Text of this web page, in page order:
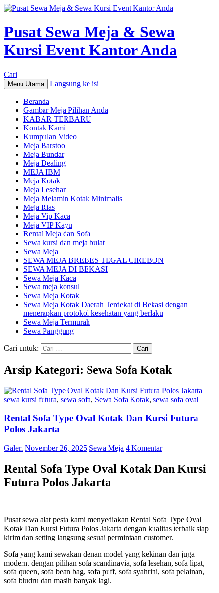
Pusat Sewa Meja & Sewa
Kursi Event Kantor Anda
Cari
Menu Utama Langsung ke isi
Beranda
Gambar Meja Pilihan Anda
KABAR TERBARU
Kontak Kami
Kumpulan Video
Meja Barstool
Meja Bundar
Meja Dealing
MEJA IBM
Meja Kotak
Meja Lesehan
Meja Melamin Kotak Minimalis
Meja Rias
Meja Vip Kaca
Meja VIP Kayu
Rental Meja dan Sofa
Sewa kursi dan meja bulat
Sewa Meja
SEWA MEJA BREBES TEGAL CIREBON
SEWA MEJA DI BEKASI
Sewa Meja Kaca
Sewa meja konsul
Sewa Meja Kotak
Sewa Meja Kotak Daerah Terdekat di Bekasi dengan
menerapkan protokol kesehatan yang berlaku
Sewa Meja Termurah
Sewa Panggung
Cari untuk:
Arsip Kategori: Sewa Sofa Kotak
sewa kursi futura, sewa sofa, Sewa Sofa Kotak, sewa sofa oval
Rental Sofa Type Oval Kotak Dan Kursi Futura
Polos Jakarta
Galeri November 26, 2025 Sewa Meja 4 Komentar
Rental Sofa Type Oval Kotak Dan Kursi
Futura Polos Jakarta
Pusat sewa alat pesta kami menyediakan Rental Sofa Type Oval
Kotak Dan Kursi Futura Polos Jakarta dengan kualitas terbaik siap
kirim dan setting langsung sesuai permintaan customer.
Sofa yang kami sewakan denan model yang kekinan dan juga
modern. dengan pilihan sofa scandinavia, sofa lesehan, sofa lipat,
sofa queen, sofa bean bag, sofa puff, sofa syahrini, sofa pelainan,
sofa bludru dan masih banyak lagi.